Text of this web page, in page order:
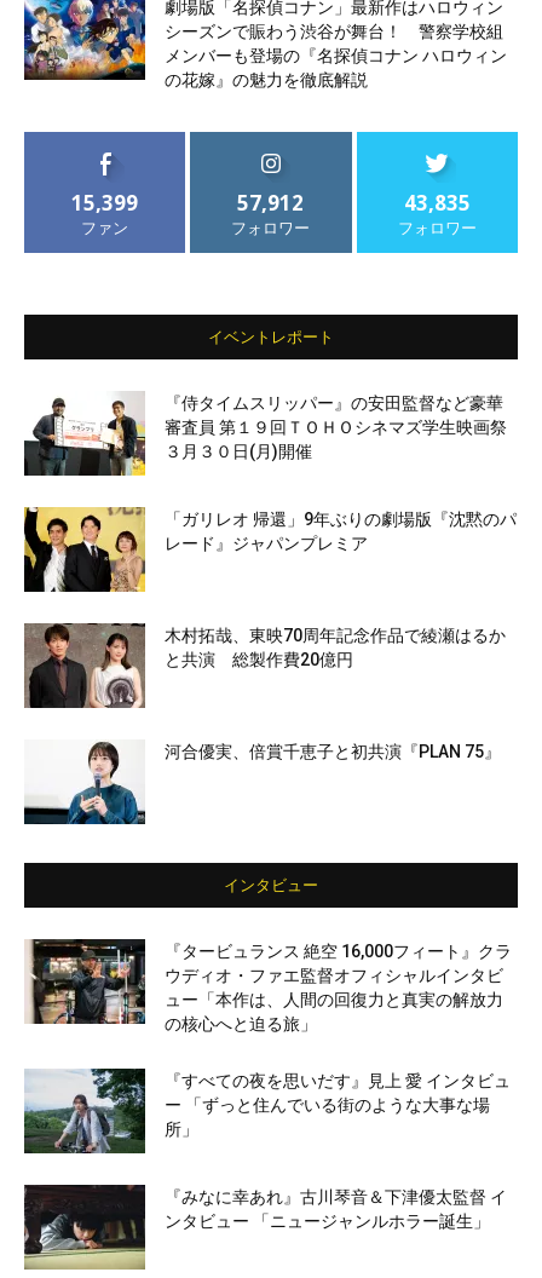
劇場版「名探偵コナン」最新作はハロウィン
シーズンで賑わう渋谷が舞台！ 警察学校組
メンバーも登場の『名探偵コナン ハロウィン
の花嫁』の魅力を徹底解説
15,399
ファン
57,912
フォロワー
43,835
フォロワー
イベントレポート
『侍タイムスリッパー』の安田監督など豪華
審査員 第１９回ＴＯＨＯシネマズ学生映画祭
３月３０日(月)開催
「ガリレオ 帰還」9年ぶりの劇場版『沈黙のパ
レード』ジャパンプレミア
木村拓哉、東映70周年記念作品で綾瀬はるか
と共演 総製作費20億円
河合優実、倍賞千恵子と初共演『PLAN 75』
インタビュー
『タービュランス 絶空 16,000フィート』クラ
ウディオ・ファエ監督オフィシャルインタビ
ュー「本作は、人間の回復力と真実の解放力
の核心へと迫る旅」
『すべての夜を思いだす』見上 愛 インタビュ
ー 「ずっと住んでいる街のような大事な場
所」
『みなに幸あれ』古川琴音＆下津優太監督 イ
ンタビュー 「ニュージャンルホラー誕生」